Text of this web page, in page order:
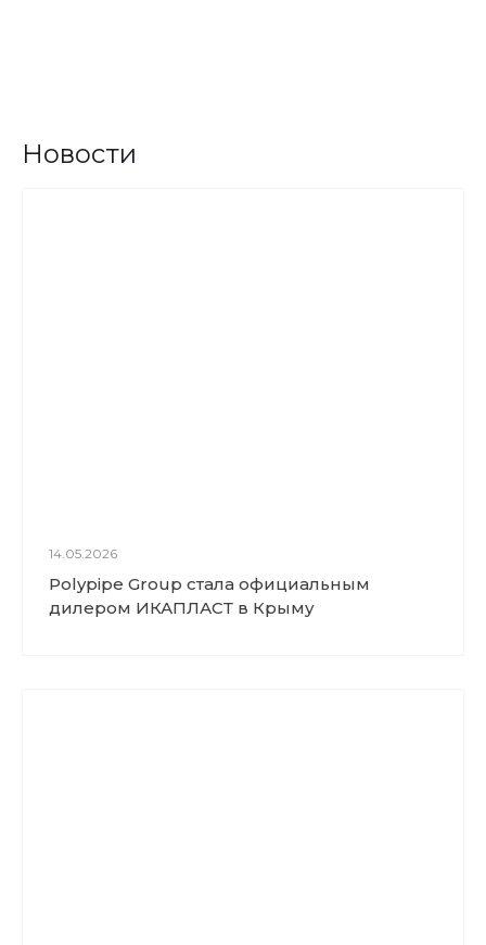
Новости
14.05.2026
Polypipe Group стала официальным
дилером ИКАПЛАСТ в Крыму